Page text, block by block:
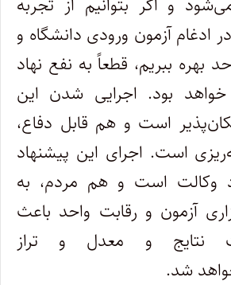
آزمون ورودی دانشگاه و
بهره ببریم، قطعاً به نفع نهاد
بود. اجرایی شدن این
است و هم قابل دفاع،
است. اجرای این پیشنهاد
وکالت است و هم مردم، به
آزمون و رقابت واحد باعث
نتایج و معدل و تراز
شد.